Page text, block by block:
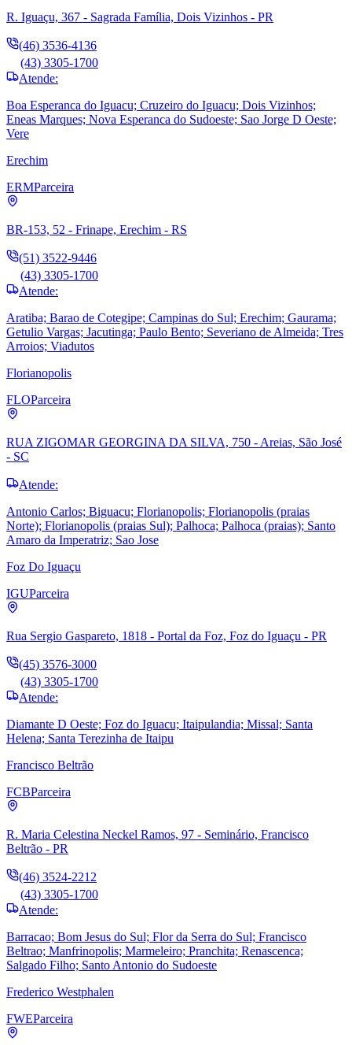
R. Iguaçu, 367 - Sagrada Família, Dois Vizinhos - PR
(46) 3536-4136
(43) 3305-1700
Atende:
Boa Esperanca do Iguacu; Cruzeiro do Iguacu; Dois Vizinhos;
Eneas Marques; Nova Esperanca do Sudoeste; Sao Jorge D Oeste;
Vere
Erechim
ERMParceira
BR-153, 52 - Frinape, Erechim - RS
(51) 3522-9446
(43) 3305-1700
Atende:
Aratiba; Barao de Cotegipe; Campinas do Sul; Erechim; Gaurama;
Getulio Vargas; Jacutinga; Paulo Bento; Severiano de Almeida; Tres
Arroios; Viadutos
Florianopolis
FLOParceira
RUA ZIGOMAR GEORGINA DA SILVA, 750 - Areias, São José
- SC
Atende:
Antonio Carlos; Biguacu; Florianopolis; Florianopolis (praias
Norte); Florianopolis (praias Sul); Palhoca; Palhoca (praias); Santo
Amaro da Imperatriz; Sao Jose
Foz Do Iguaçu
IGUParceira
Rua Sergio Gaspareto, 1818 - Portal da Foz, Foz do Iguaçu - PR
(45) 3576-3000
(43) 3305-1700
Atende:
Diamante D Oeste; Foz do Iguacu; Itaipulandia; Missal; Santa
Helena; Santa Terezinha de Itaipu
Francisco Beltrão
FCBParceira
R. Maria Celestina Neckel Ramos, 97 - Seminário, Francisco
Beltrão - PR
(46) 3524-2212
(43) 3305-1700
Atende:
Barracao; Bom Jesus do Sul; Flor da Serra do Sul; Francisco
Beltrao; Manfrinopolis; Marmeleiro; Pranchita; Renascenca;
Salgado Filho; Santo Antonio do Sudoeste
Frederico Westphalen
FWEParceira